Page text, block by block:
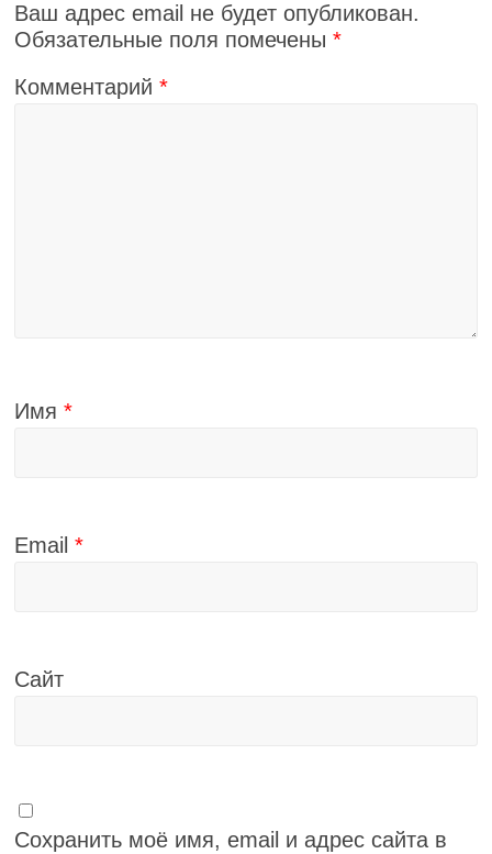
Ваш адрес email не будет опубликован.
Обязательные поля помечены*
Комментарий*
Имя*
Email*
Сайт
Сохранить моё имя, email и адрес сайта в